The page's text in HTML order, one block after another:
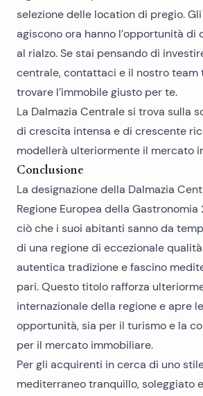
selezione delle location di pregio.
agiscono ora hanno l’opportunità di
al rialzo. Se stai pensando di
centrale, contattaci e il nostro team
trovare l’immobile giusto per te.
La Dalmazia Centrale si trova sulla
di crescita intensa e di crescente
modellerà ulteriormente il mercato
Conclusione
La designazione della Dalmazia
Regione Europea della
ciò che i suoi abitanti sanno da
di una regione di eccezionale
autentica tradizione e fascino
pari. Questo titolo rafforza
internazionale della regione e apre
opportunità, sia per il turismo e la
per il mercato immobiliare.
Per gli acquirenti in cerca di uno
mediterraneo tranquillo, soleggiato